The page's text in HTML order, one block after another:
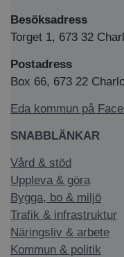
Besöksadress
Torget 1, 673 32
Postadress
Box 66, 673 22
Eda kommun på
SNABBLÄNKAR
Vård & stöd
Uppleva & göra
Bygga, bo & miljö
Trafik & infrastruktur
Näringsliv & arbete
Kommun & politik